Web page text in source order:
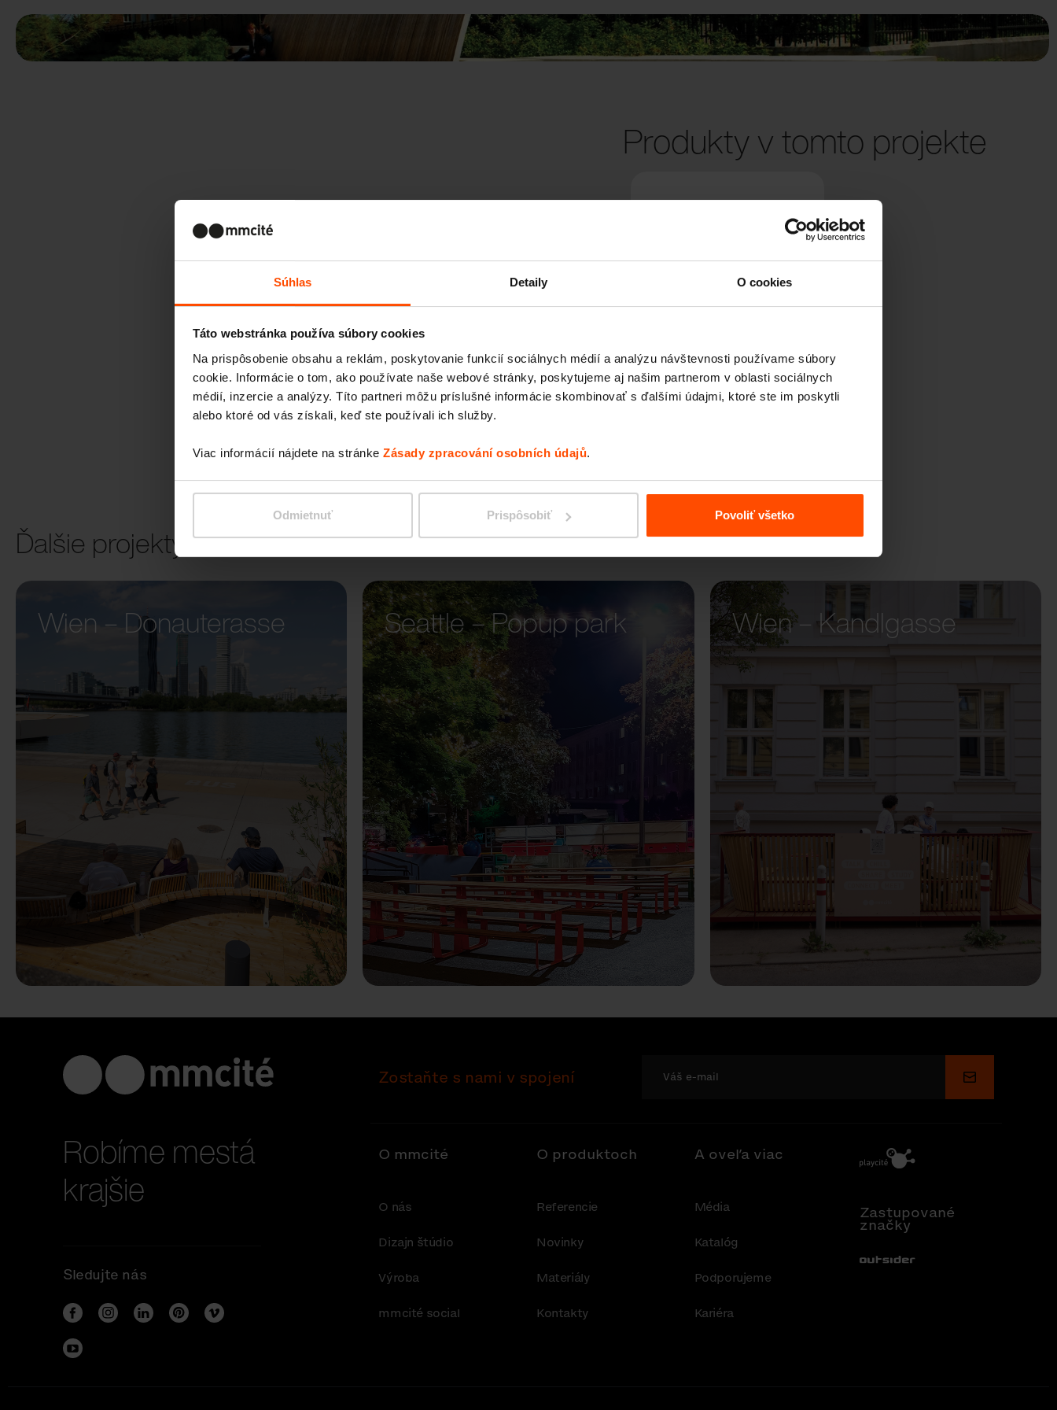
Súhlas Detaily O cookies
Táto webstránka používa súbory cookies
Na prispôsobenie obsahu a reklám, poskytovanie funkcií sociálnych médií a analýzu návštevnosti používame súbory
cookie. Informácie o tom, ako používate naše webové stránky, poskytujeme aj našim partnerom v oblasti sociálnych
médií, inzercie a analýzy. Títo partneri môžu príslušné informácie skombinovať s ďalšími údajmi, ktoré ste im poskytli
alebo ktoré od vás získali, keď ste používali ich služby.
Viac informácií nájdete na stránke Zásady zpracování osobních údajů.
Odmietnuť Prispôsobiť Povoliť všetko
Produkty v tomto projekte
LANDSCAPE
Ďalšie projekty
Wien – Donauterasse
Seattle – Popup park Wien – Kandlgasse
Robíme mestá
krajšie
Sledujte nás
Zostaňte s nami v spojení Odoslať
O mmcité
O nás
Dizajn štúdio
Výroba
mmcité social
O produktoch
Referencie
Novinky
Materiály
Kontakty
A oveľa viac
Média
Katalóg
Podporujeme
Kariéra
Zastupované
značky
Out-Sider